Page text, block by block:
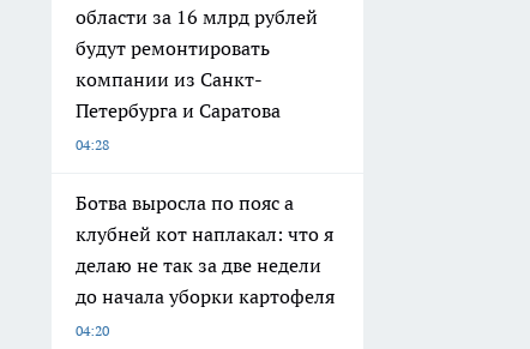
области за 16 млрд рублей
будут ремонтировать
компании из Санкт-
Петербурга и Саратова
04:28
Ботва выросла по пояс а
клубней кот наплакал: что я
делаю не так за две недели
до начала уборки картофеля
04:20